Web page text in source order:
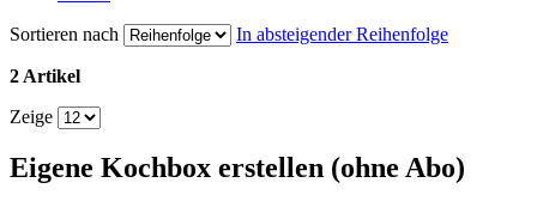
Sortieren nach
In absteigender Reihenfolge
2 Artikel
Zeige
Eigene Kochbox erstellen (ohne Abo)